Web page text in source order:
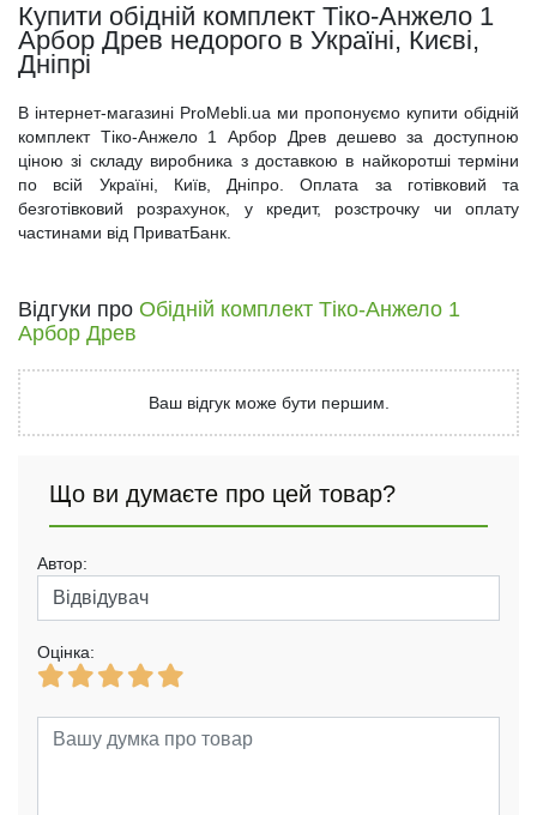
Купити обідній комплект Тіко-Анжело 1
Арбор Древ недорого в Україні, Києві,
Дніпрі
В інтернет-магазині ProMebli.ua ми пропонуємо купити обідній
комплект Тіко-Анжело 1 Арбор Древ дешево за доступною
ціною зі складу виробника з доставкою в найкоротші терміни
по всій Україні, Київ, Дніпро. Оплата за готівковий та
безготівковий розрахунок, у кредит, розстрочку чи оплату
частинами від ПриватБанк.
Відгуки про Обідній комплект Тіко-Анжело 1
Арбор Древ
Ваш відгук може бути першим.
Що ви думаєте про цей товар?
Автор:
Оцінка: